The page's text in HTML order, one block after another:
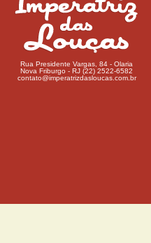
Rua Presidente Vargas, 84 - Olaria
Nova Friburgo - RJ (22) 2522-6582
contato@imperatrizdasloucas.com.br